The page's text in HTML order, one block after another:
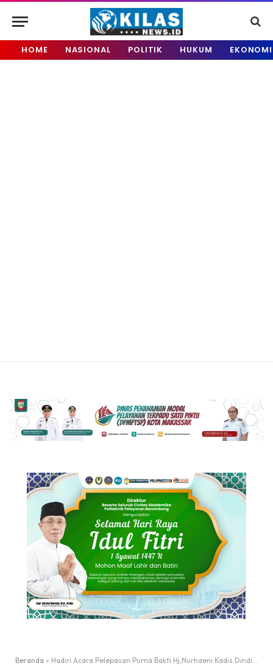
HOME NASIONAL POLITIK HUKUM EKONOMI
Beranda » Hadiri Acara Pelepasan Purna Bakti Hj,Nurhaeni Kadis Dindikbud Pinrang Berikan Kado